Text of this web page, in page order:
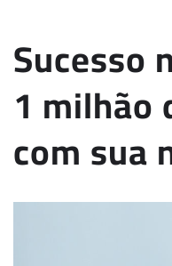
Sucesso
1 milhão
com sua